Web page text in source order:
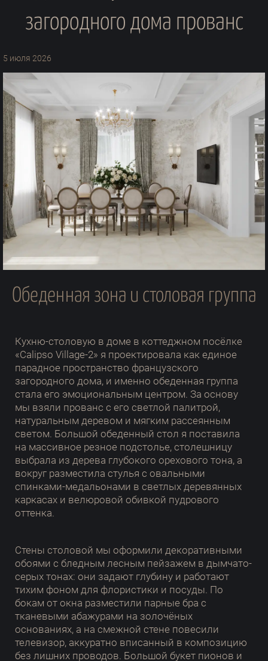
загородного дома прованс
5 июля 2026
Обеденная зона и столовая группа
Кухню-столовую в доме в коттеджном посёлке
«Calipso Village-2» я проектировала как единое
парадное пространство французского
загородного дома, и именно обеденная группа
стала его эмоциональным центром. За основу
мы взяли прованс с его светлой палитрой,
натуральным деревом и мягким рассеянным
светом. Большой обеденный стол я поставила
на массивное резное подстолье, столешницу
выбрала из дерева глубокого орехового тона, а
вокруг разместила стулья с овальными
спинками-медальонами в светлых деревянных
каркасах и велюровой обивкой пудрового
оттенка.
Стены столовой мы оформили декоративными
обоями с бледным лесным пейзажем в дымчато-
серых тонах: они задают глубину и работают
тихим фоном для флористики и посуды. По
бокам от окна разместили парные бра с
тканевыми абажурами на золочёных
основаниях, а на смежной стене повесили
телевизор, аккуратно вписанный в композицию
без лишних проводов. Большой букет пионов и